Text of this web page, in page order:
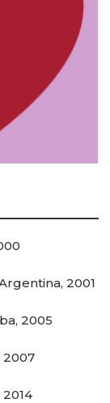
2001
2005
2007